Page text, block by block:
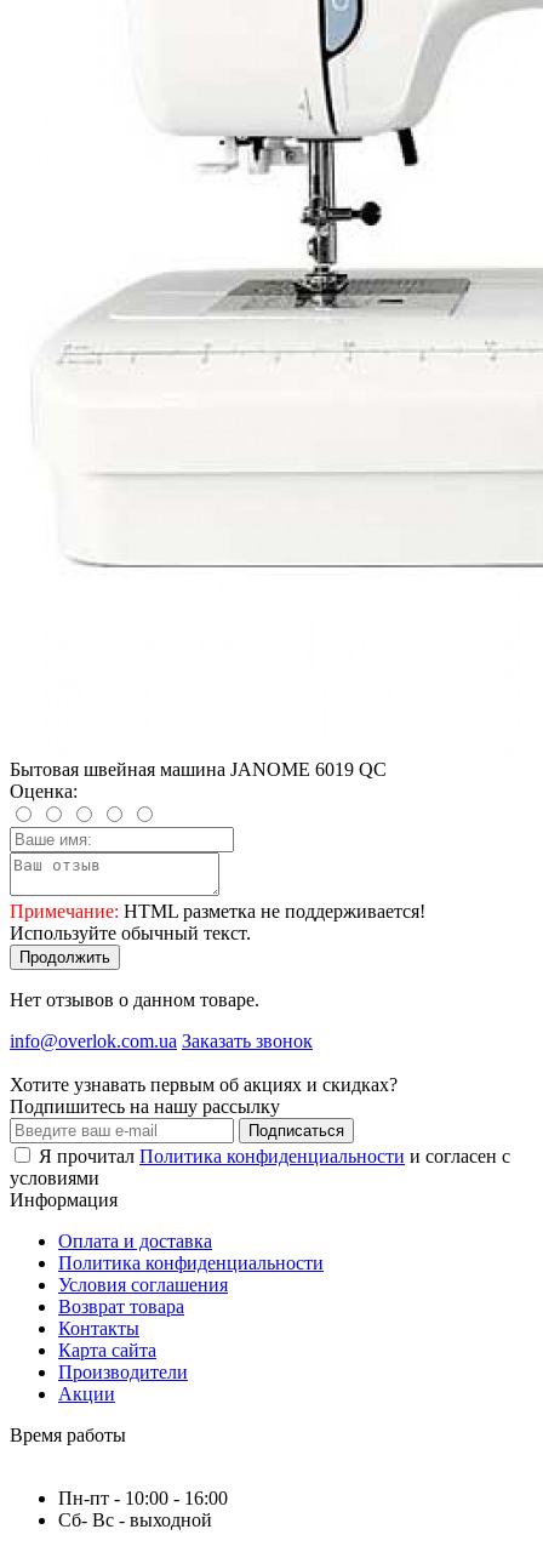
Бытовая швейная машина JANOME 6019 QC
Оценка:
Примечание: HTML разметка не поддерживается!
Используйте обычный текст.
Продолжить
Нет отзывов о данном товаре.
info@overlok.com.ua Заказать звонок
Хотите узнавать первым об акциях и скидках?
Подпишитесь на нашу рассылку
Подписаться
Я прочитал Политика конфиденциальности и согласен с
условиями
Информация
Оплата и доставка
Политика конфиденциальности
Условия соглашения
Возврат товара
Контакты
Карта сайта
Производители
Акции
Время работы
Пн-пт - 10:00 - 16:00
Сб- Вс - выходной